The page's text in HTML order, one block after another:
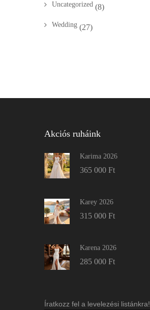
Uncategorized (8)
Wedding (27)
Akciós ruháink
Karima 2026
365 000 Ft
Karey 2026
315 000 Ft
Karena 2026
285 000 Ft
Íratkozz fel a levelezési listánkra!